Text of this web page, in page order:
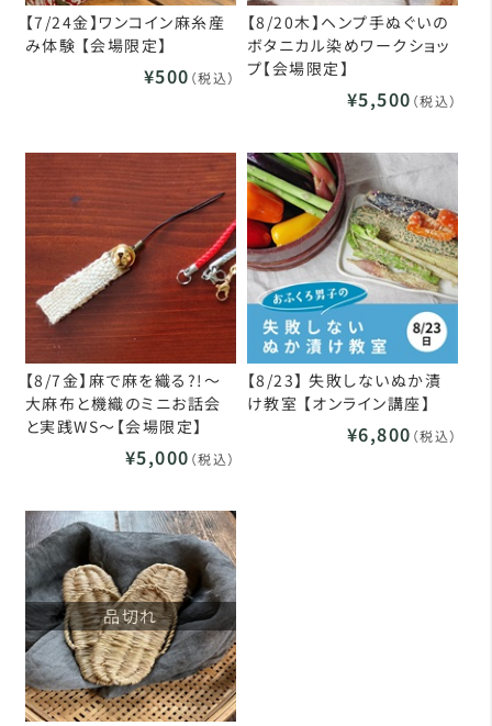
【7/24金】ワンコイン麻糸産
み体験 【会場限定】
¥500 （税込）
【8/20木】ヘンプ手ぬぐいの
ボタニカル染めワークショッ
プ【会場限定】
¥5,500 （税込）
【8/7金】麻で麻を織る?!～
大麻布と機織のミニお話会
と実践WS～【会場限定】
¥5,000 （税込）
【8/23】 失敗しないぬか漬
け教室 【オンライン講座】
¥6,800 （税込）
品切れ